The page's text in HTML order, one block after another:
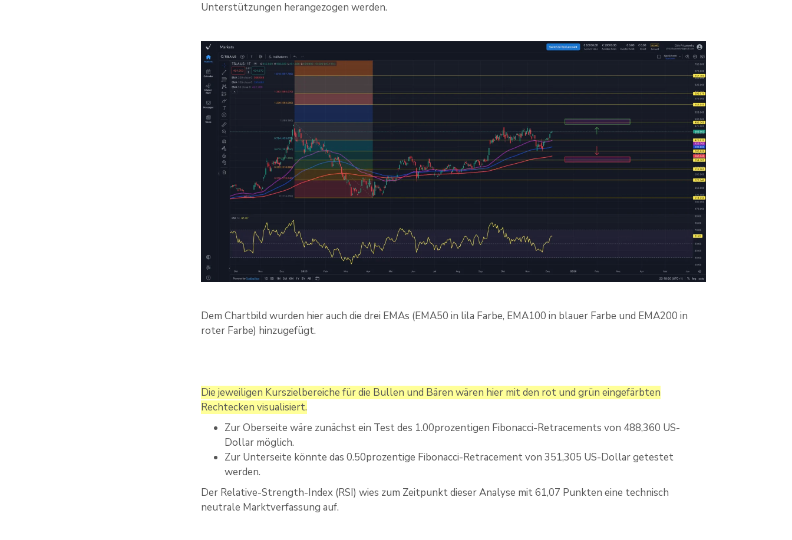
Unterstützungen herangezogen werden.
Dem Chartbild wurden hier auch die drei EMAs (EMA50 in lila Farbe, EMA100 in blauer Farbe und EMA200 in
roter Farbe) hinzugefügt.
Die jeweiligen Kurszielbereiche für die Bullen und Bären wären hier mit den rot und grün eingefärbten
Rechtecken visualisiert.
Zur Oberseite wäre zunächst ein Test des 1.00prozentigen Fibonacci-Retracements von 488,360 US-
Dollar möglich.
Zur Unterseite könnte das 0.50prozentige Fibonacci-Retracement von 351,305 US-Dollar getestet
werden.
Der Relative-Strength-Index (RSI) wies zum Zeitpunkt dieser Analyse mit 61,07 Punkten eine technisch
neutrale Marktverfassung auf.